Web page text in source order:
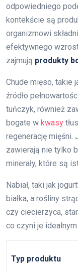
odpowiedniego
kontekście są
organizmowi
efektywnego
zajmują produkty
Chude mięso, takie
źródło
tuńczyk, również
bogate w kwasy
regenerację mięśni.
zawierają nie tylko
minerały, które są
Nabiał, taki jak
białka, a rośliny
czy ciecierzyca,
co czyni je
Typ produktu